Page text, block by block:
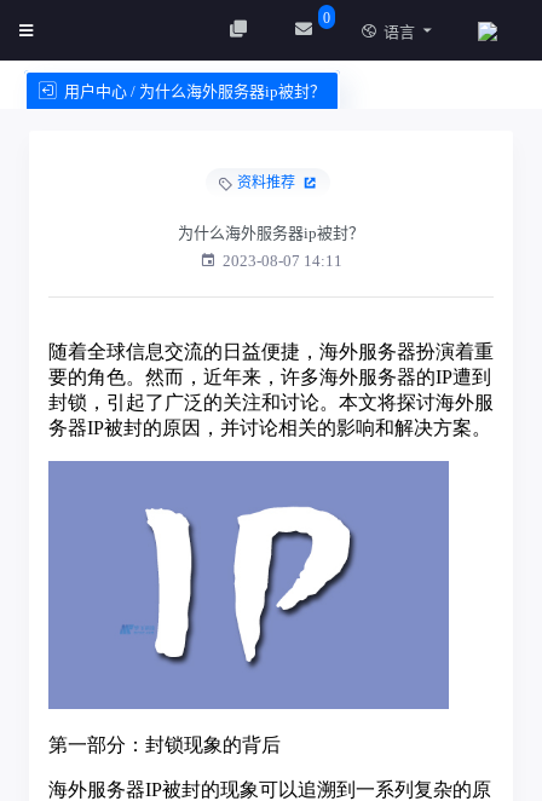
0
语言
用户中心 / 为什么海外服务器ip被封？
资料推荐
为什么海外服务器ip被封？
2023-08-07 14:11